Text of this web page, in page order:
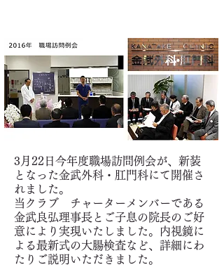
3月22日今年度職場訪問例会が、新装
となった金武外科・肛門科にて開催さ
れました。
当クラブ チャーターメンバーである
金武良弘理事長とご子息の院長のご好
意により実現いたしました。内視鏡に
よる最新式の大腸検査など、詳細にわ
たりご説明いただきました。